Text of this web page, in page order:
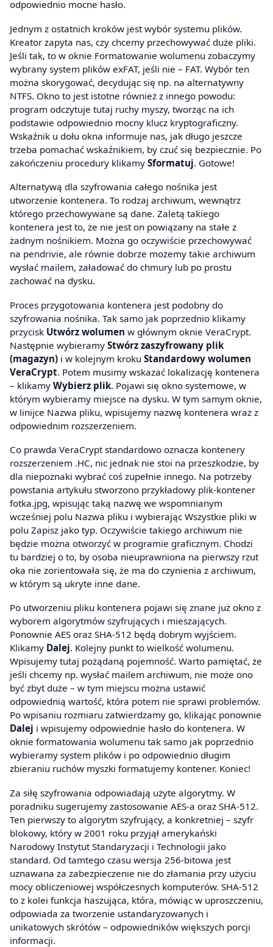
odpowiednio mocne hasło.
Jednym z ostatnich kroków jest wybór systemu plików.
Kreator zapyta nas, czy chcemy przechowywać duże pliki.
Jeśli tak, to w oknie Formatowanie wolumenu zobaczymy
wybrany system plików exFAT, jeśli nie – FAT. Wybór ten
można skorygować, decydując się np. na alternatywny
NTFS. Okno to jest istotne również z innego powodu:
program odczytuje tutaj ruchy myszy, tworząc na ich
podstawie odpowiednio mocny klucz kryptograficzny.
Wskaźnik u dołu okna informuje nas, jak długo jeszcze
trzeba pomachać wskaźnikiem, by czuć się bezpiecznie. Po
zakończeniu procedury klikamy Sformatuj. Gotowe!
Alternatywą dla szyfrowania całego nośnika jest
utworzenie kontenera. To rodzaj archiwum, wewnątrz
którego przechowywane są dane. Zaletą takiego
kontenera jest to, że nie jest on powiązany na stałe z
żadnym nośnikiem. Można go oczywiście przechowywać
na pendrivie, ale równie dobrze możemy takie archiwum
wysłać mailem, załadować do chmury lub po prostu
zachować na dysku.
Proces przygotowania kontenera jest podobny do
szyfrowania nośnika. Tak samo jak poprzednio klikamy
przycisk Utwórz wolumen w głównym oknie VeraCrypt.
Następnie wybieramy Stwórz zaszyfrowany plik
(magazyn) i w kolejnym kroku Standardowy wolumen
VeraCrypt. Potem musimy wskazać lokalizację kontenera
– klikamy Wybierz plik. Pojawi się okno systemowe, w
którym wybieramy miejsce na dysku. W tym samym oknie,
w linijce Nazwa pliku, wpisujemy nazwę kontenera wraz z
odpowiednim rozszerzeniem.
Co prawda VeraCrypt standardowo oznacza kontenery
rozszerzeniem .HC, nic jednak nie stoi na przeszkodzie, by
dla niepoznaki wybrać coś zupełnie innego. Na potrzeby
powstania artykułu stworzono przykładowy plik-kontener
fotka.jpg, wpisując taką nazwę we wspomnianym
wcześniej polu Nazwa pliku i wybierając Wszystkie pliki w
polu Zapisz jako typ. Oczywiście takiego archiwum nie
będzie można otworzyć w programie graficznym. Chodzi
tu bardziej o to, by osoba nieuprawniona na pierwszy rzut
oka nie zorientowała się, że ma do czynienia z archiwum,
w którym są ukryte inne dane.
Po utworzeniu pliku kontenera pojawi się znane już okno z
wyborem algorytmów szyfrujących i mieszających.
Ponownie AES oraz SHA-512 będą dobrym wyjściem.
Klikamy Dalej. Kolejny punkt to wielkość wolumenu.
Wpisujemy tutaj pożądaną pojemność. Warto pamiętać, że
jeśli chcemy np. wysłać mailem archiwum, nie może ono
być zbyt duże – w tym miejscu można ustawić
odpowiednią wartość, która potem nie sprawi problemów.
Po wpisaniu rozmiaru zatwierdzamy go, klikając ponownie
Dalej i wpisujemy odpowiednie hasło do kontenera. W
oknie formatowania wolumenu tak samo jak poprzednio
wybieramy system plików i po odpowiednio długim
zbieraniu ruchów myszki formatujemy kontener. Koniec!
Za siłę szyfrowania odpowiadają użyte algorytmy. W
poradniku sugerujemy zastosowanie AES-a oraz SHA-512.
Ten pierwszy to algorytm szyfrujący, a konkretniej – szyfr
blokowy, który w 2001 roku przyjął amerykański
Narodowy Instytut Standaryzacji i Technologii jako
standard. Od tamtego czasu wersja 256-bitowa jest
uznawana za zabezpieczenie nie do złamania przy użyciu
mocy obliczeniowej współczesnych komputerów. SHA-512
to z kolei funkcja haszująca, która, mówiąc w uproszczeniu,
odpowiada za tworzenie ustandaryzowanych i
unikatowych skrótów – odpowiedników większych porcji
informacji.